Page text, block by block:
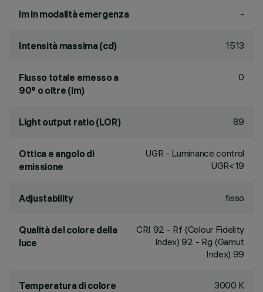
lm in modalità emergenza -
Intensità massima (cd) 1513
Flusso totale emesso a
90° o oltre (lm)
0
Light output ratio (LOR) 89
Ottica e angolo di
emissione
UGR - Luminance control
UGR<19
Adjustability fisso
Qualità del colore della
luce
CRI 92 - Rf (Colour Fidelity
Index) 92 - Rg (Gamut
Index) 99
Temperatura di colore 3000 K